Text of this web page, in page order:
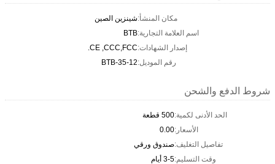
مكان المنشأ:شينزين الصين
اسم العلامة التجارية:BTB
إصدار الشهادات:CE ,CCC,FCC.
رقم الموديل:BTB-35-12
شروط الدفع والشحن
الحد الأدنى لكمية:500 قطعة
الأسعار:0.00
تفاصيل التغليف:صندوق ورقي
وقت التسليم:3-5 أيام